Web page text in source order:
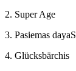
2. Super Age
3. Pasiemas dayaS
4. Glücksbärchis